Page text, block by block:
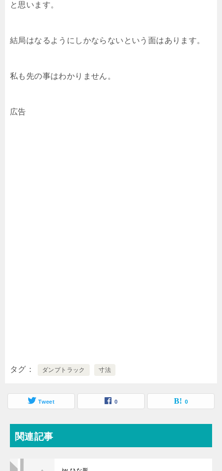
と思います。
結局はなるようにしかならないという面はあります。
私も先の事はわかりません。
広告
タグ ダンプトラック 寸法
Tweet 0 0
関連記事